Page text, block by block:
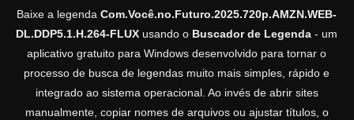
Baixe a legenda Com.Você.no.Futuro.2025.720p.AMZN.WEB-
DL.DDP5.1.H.264-FLUX usando o Buscador de Legenda - um
aplicativo gratuito para Windows desenvolvido para tornar o
processo de busca de legendas muito mais simples, rápido e
integrado ao sistema operacional. Ao invés de abrir sites
manualmente, copiar nomes de arquivos ou ajustar títulos, o